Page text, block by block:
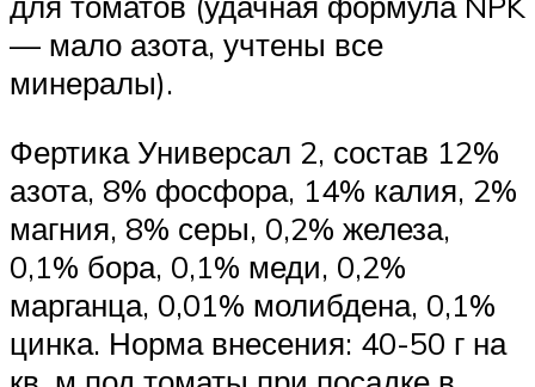
— мало азота, учтены все
минералы).
Фертика Универсал 2, состав 12%
азота, 8% фосфора, 14% калия, 2%
магния, 8% серы, 0,2% железа,
0,1% бора, 0,1% меди, 0,2%
марганца, 0,01% молибдена, 0,1%
цинка. Норма внесения: 40-50 г на